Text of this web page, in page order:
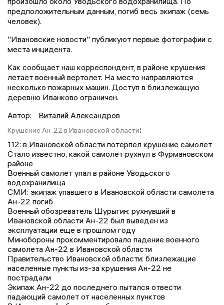
предположительным данным, погиб весь экипаж (семь
человек).
"Ивановские новости" публикуют первые фотографии с
места инцидента.
Как сообщает наш корреспондент, в районе крушения
летает военный вертолет. На место направляются
несколько пожарных машин. Доступ в близлежащую
деревню Иванково ограничен.
Автор:
Виталий Александров
Крушение Ан-22 в Ивановской области:
112: в Ивановской области потерпел крушение самолет
Стало известно, какой самолет рухнул в Фурмановском
районе
Военный самолет упал в районе Уводьского
водохранилища
СМИ: экипаж упавшего в Ивановской области самолета
Ан-22 погиб
Военный обозреватель Шурыгин: рухнувший в
Ивановской области Ан-22 был выведен из
эксплуатации еще в прошлом году
Минобороны прокомментировало падение военного
самолета Ан-22 в Ивановской области
Правительство Ивановской области: близлежащие
населенные пункты из-за крушения Ан-22 не
пострадали
Экипаж Ан-22 до последнего пытался отвести
падающий самолет от населенных пунктов